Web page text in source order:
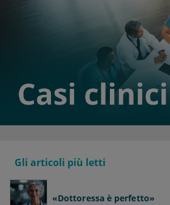
Gli articoli più letti
«Dottoressa è perfetto»